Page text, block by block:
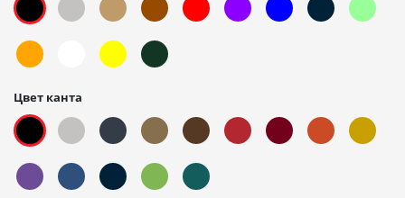
Цвет канта